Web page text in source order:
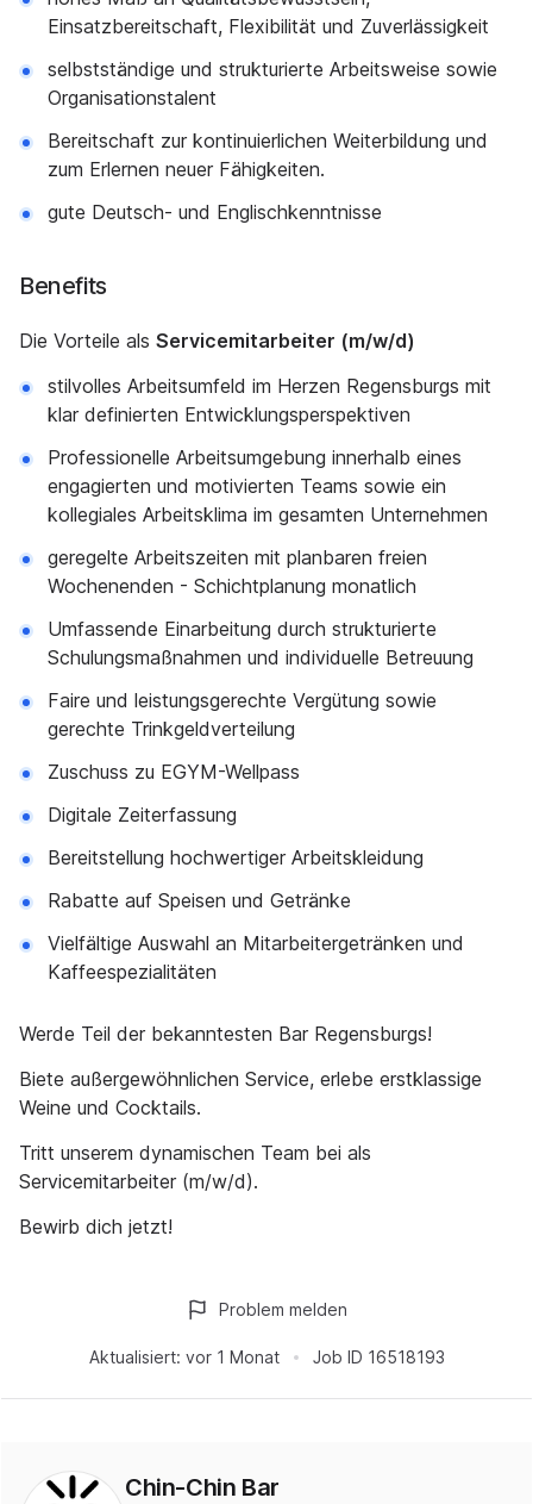
Einsatzbereitschaft, Flexibilität und Zuverlässigkeit
selbstständige und strukturierte Arbeitsweise sowie
Organisationstalent
Bereitschaft zur kontinuierlichen Weiterbildung und
zum Erlernen neuer Fähigkeiten.
gute Deutsch- und Englischkenntnisse
Benefits
Die Vorteile als Servicemitarbeiter (m/w/d)
stilvolles Arbeitsumfeld im Herzen Regensburgs mit
klar definierten Entwicklungsperspektiven
Professionelle Arbeitsumgebung innerhalb eines
engagierten und motivierten Teams sowie ein
kollegiales Arbeitsklima im gesamten Unternehmen
geregelte Arbeitszeiten mit planbaren freien
Wochenenden - Schichtplanung monatlich
Umfassende Einarbeitung durch strukturierte
Schulungsmaßnahmen und individuelle Betreuung
Faire und leistungsgerechte Vergütung sowie
gerechte Trinkgeldverteilung
Zuschuss zu EGYM-Wellpass
Digitale Zeiterfassung
Bereitstellung hochwertiger Arbeitskleidung
Rabatte auf Speisen und Getränke
Vielfältige Auswahl an Mitarbeitergetränken und
Kaffeespezialitäten
Werde Teil der bekanntesten Bar Regensburgs!
Biete außergewöhnlichen Service, erlebe erstklassige
Weine und Cocktails.
Tritt unserem dynamischen Team bei als
Servicemitarbeiter (m/w/d).
Bewirb dich jetzt!
Aktualisiert: vor 1 Monat Job ID 16518193
Problem melden
Chin-Chin Bar